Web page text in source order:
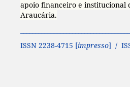
apoio financeiro e institucional
Araucária.
ISSN 2238-4715 [impresso] /